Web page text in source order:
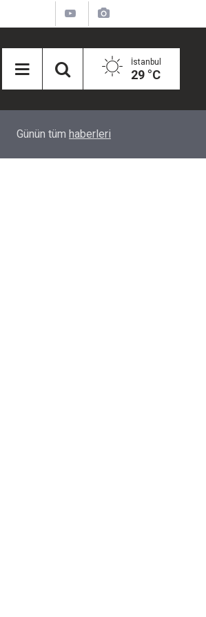
İstanbul
29 °C
Bir Sen'den Kadınlar İçin Olay Teklif:
Günün tüm haberleri